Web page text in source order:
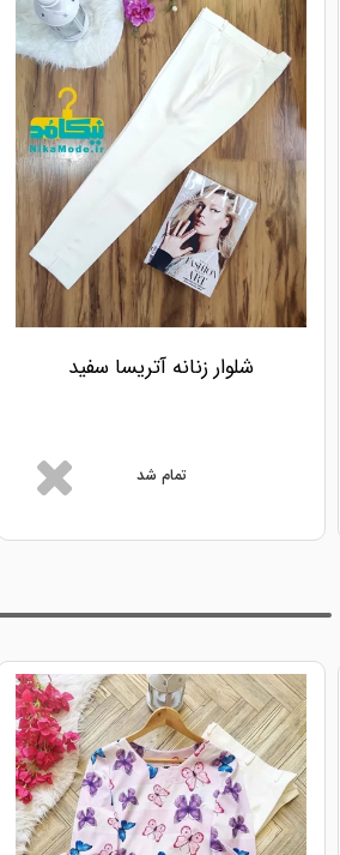
شلوار زنانه آتریسا سفید
تمام شد